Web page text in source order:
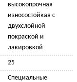
высокопрочная
износостойкая с
двухслойной
покраской и
лакировкой
25
Специальные